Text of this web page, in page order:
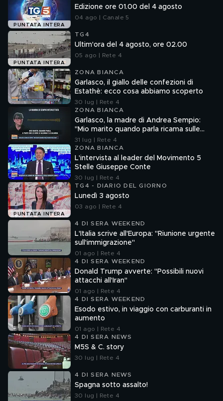
PUNTATA INTERA
Edizione ore 01.00 del 4 agosto
04 ago | Canale 5
PUNTATA INTERA
TG4
Ultim'ora del 4 agosto, ore 02.00
05 ago | Rete 4
ZONA BIANCA
Garlasco, il giallo delle confezioni di
Estathè: ecco cosa abbiamo scoperto
30 lug | Rete 4
ZONA BIANCA
Garlasco, la madre di Andrea Sempio:
"Mio marito quando parla ricama sulle
cose"
31 lug | Rete 4
ZONA BIANCA
L'intervista al leader del Movimento 5
Stelle Giuseppe Conte
30 lug | Rete 4
PUNTATA INTERA
TG4 - DIARIO DEL GIORNO
Lunedì 3 agosto
03 ago | Rete 4
4 DI SERA WEEKEND
L'Italia scrive all'Europa: "Riunione urgente
sull'immigrazione"
01 ago | Rete 4
4 DI SERA WEEKEND
Donald Trump avverte: "Possibili nuovi
attacchi all'Iran"
01 ago | Rete 4
4 DI SERA WEEKEND
Esodo estivo, in viaggio con carburanti in
aumento
01 ago | Rete 4
4 DI SERA NEWS
M5S & C. story
30 lug | Rete 4
4 DI SERA NEWS
Spagna sotto assalto!
30 lug | Rete 4